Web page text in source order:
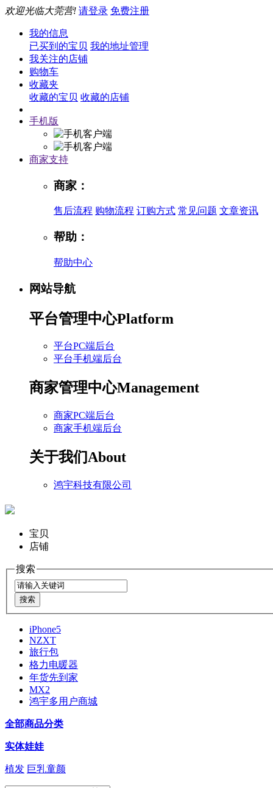
欢迎光临大莞营! 请登录 免费注册
我的信息
已买到的宝贝 我的地址管理
我关注的店铺
购物车
收藏夹
收藏的宝贝 收藏的店铺
手机版
商家支持
商家：
售后流程 购物流程 订购方式 常见问题 文章资讯
帮助：
帮助中心
网站导航
平台管理中心Platform
平台PC端后台
平台手机端后台
商家管理中心Management
商家PC端后台
商家手机端后台
关于我们About
鸿宇科技有限公司
宝贝
店铺
搜索
iPhone5
NZXT
旅行包
格力电暖器
年货先到家
MX2
鸿宇多用户商城
全部商品分类
实体娃娃
植发 巨乳童颜